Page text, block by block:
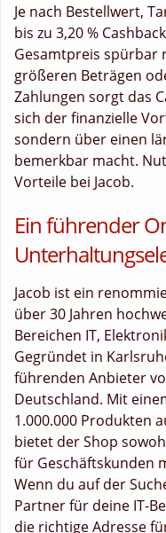
Je nach Bestellwert,
bis zu 3,20 %
Gesamtpreis spürbar
größeren Beträgen
Zahlungen sorgt das
sich der finanzielle
sondern über einen
bemerkbar macht.
Vorteile bei Jacob.
Ein führender
Jacob ist ein
über 30 Jahren
Bereichen IT,
Gegründet in
führenden Anbieter
Deutschland. Mit
1.000.000 Produkten
bietet der Shop
für Geschäftskunden
Wenn du auf der
Partner für deine IT-
die richtige Adresse